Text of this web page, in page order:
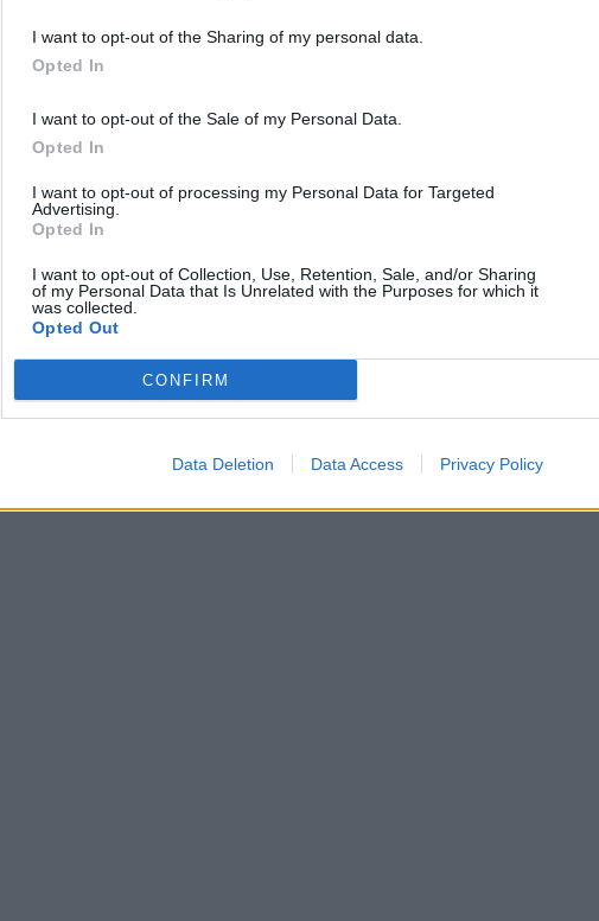
I want to opt-out of the Sharing of my personal data.
Opted In
I want to opt-out of the Sale of my Personal Data.
Opted In
I want to opt-out of processing my Personal Data for Targeted
Advertising.
Opted In
I want to opt-out of Collection, Use, Retention, Sale, and/or Sharing
of my Personal Data that Is Unrelated with the Purposes for which it
was collected.
Opted Out
CONFIRM
Data Deletion Data Access Privacy Policy